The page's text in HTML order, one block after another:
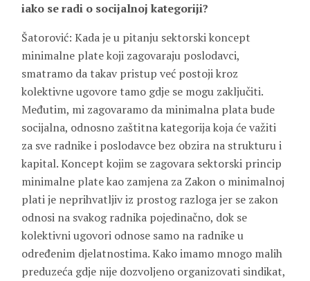
iako se radi o socijalnoj kategoriji?
Šatorović: Kada je u pitanju sektorski koncept
minimalne plate koji zagovaraju poslodavci,
smatramo da takav pristup već postoji kroz
kolektivne ugovore tamo gdje se mogu zaključiti.
Međutim, mi zagovaramo da minimalna plata bude
socijalna, odnosno zaštitna kategorija koja će važiti
za sve radnike i poslodavce bez obzira na strukturu i
kapital. Koncept kojim se zagovara sektorski princip
minimalne plate kao zamjena za Zakon o minimalnoj
plati je neprihvatljiv iz prostog razloga jer se zakon
odnosi na svakog radnika pojedinačno, dok se
kolektivni ugovori odnose samo na radnike u
određenim djelatnostima. Kako imamo mnogo malih
preduzeća gdje nije dozvoljeno organizovati sindikat,